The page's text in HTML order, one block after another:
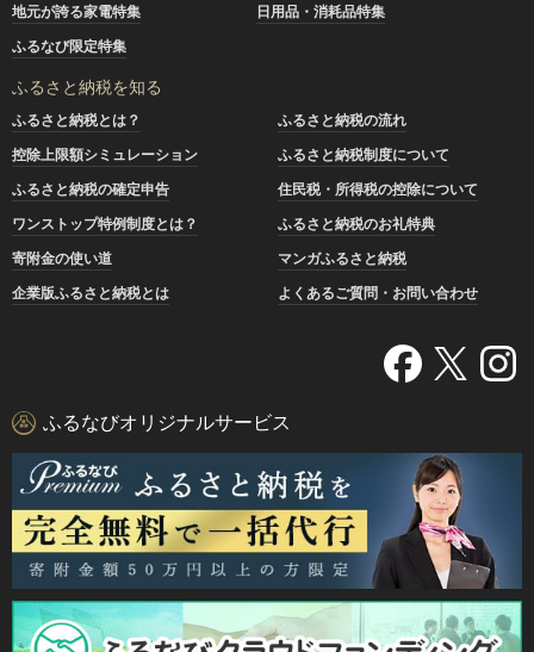
地元が誇る家電特集
日用品・消耗品特集
ふるなび限定特集
ふるさと納税を知る
ふるさと納税とは？
ふるさと納税の流れ
控除上限額シミュレーション
ふるさと納税制度について
ふるさと納税の確定申告
住民税・所得税の控除について
ワンストップ特例制度とは？
ふるさと納税のお礼特典
寄附金の使い道
マンガふるさと納税
企業版ふるさと納税とは
よくあるご質問・お問い合わせ
ふるなびオリジナルサービス